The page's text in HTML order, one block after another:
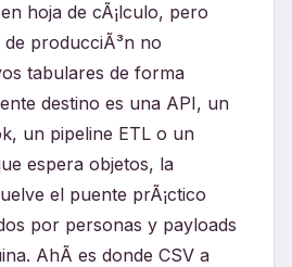
hoja de cÃ¡lculo, pero
de producciÃ³n no
tabulares de forma
destino es una API, un
un pipeline ETL o un
espera objetos, la
el puente prÃ¡ctico
por personas y payloads
AhÃ­ es donde CSV a